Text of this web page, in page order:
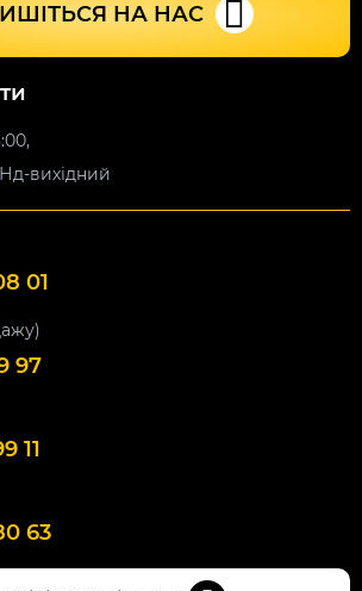
НА НАС
Нд-вихідний
01
97
11
63